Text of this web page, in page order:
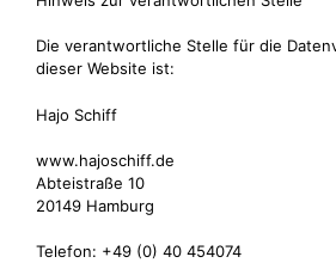
Die verantwortliche Stelle für die
dieser Website ist:
Hajo Schiff
www.hajoschiff.de
Abteistraße 10
20149 Hamburg
Telefon: +49 (0) 40 454074